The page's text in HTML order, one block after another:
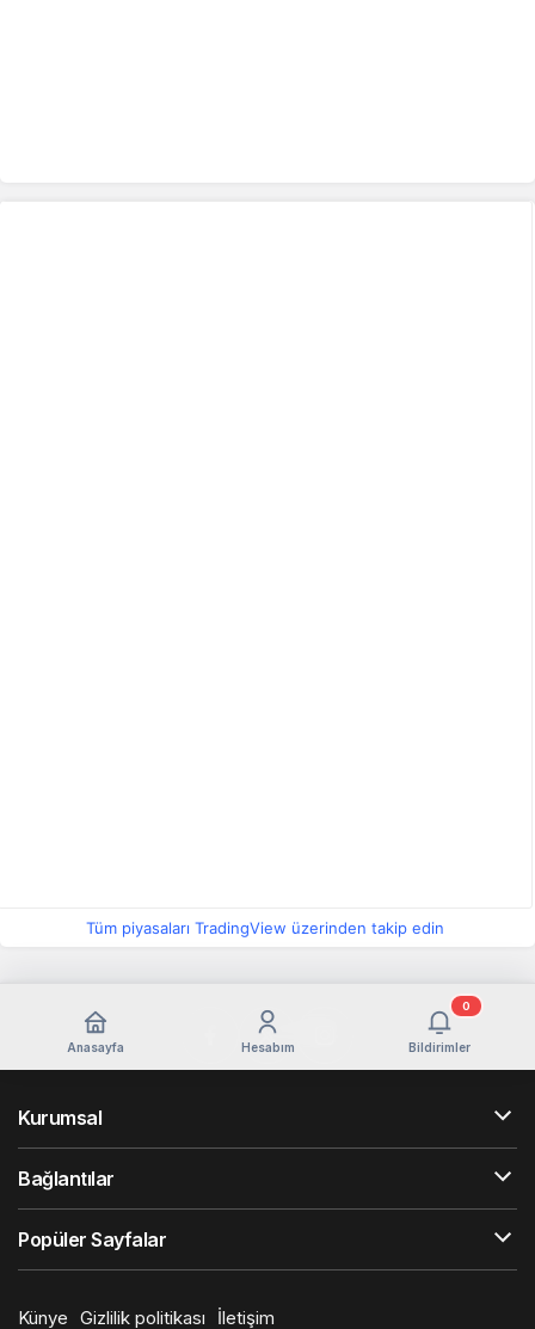
Tüm piyasaları TradingView üzerinden takip edin
Anasayfa Hesabım Bildirimler
0
Kurumsal
Bağlantılar
Popüler Sayfalar
Künye Gizlilik politikası İletişim